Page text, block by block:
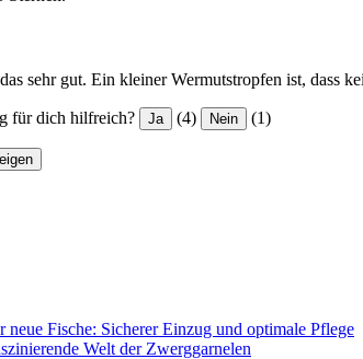
sehr gut. Ein kleiner Wermutstropfen ist, dass
für dich hilfreich? Ja (4) Nein (1)
neue Fische: Sicherer Einzug und optimale Pflege
Welt der Zwerggarnelen